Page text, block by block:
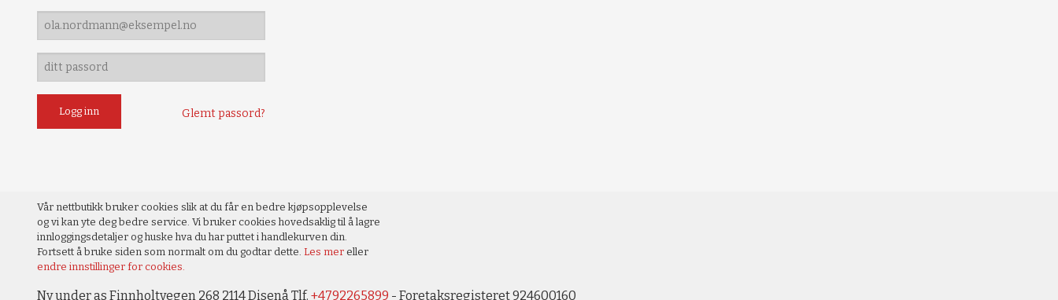
Glemt passord?
Vår nettbutikk bruker cookies slik at du får en bedre kjøpsopplevelse
og vi kan yte deg bedre service. Vi bruker cookies hovedsaklig til å lagre
innloggingsdetaljer og huske hva du har puttet i handlekurven din.
Fortsett å bruke siden som normalt om du godtar dette. Les mer eller
endre innstillinger for cookies.
Ny under as Finnholtvegen 268 2114 Disenå Tlf. +4792265899 - Foretaksregisteret 924600160